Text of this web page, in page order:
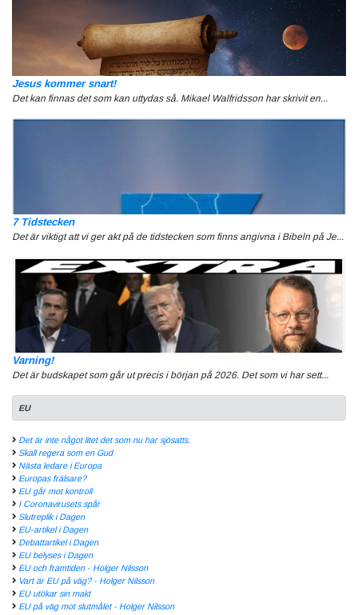
Jesus kommer snart!
Det kan finnas det som kan uttydas så. Mikael Walfridsson har skrivit en...
7 Tidstecken
Det är viktigt att vi ger akt på de tidstecken som finns angivna i Bibeln på Je...
Varning!
Det är budskapet som går ut precis i början på 2026. Det som vi har sett...
EU
Det är inte något litet det som nu har sjösatts.
Skall regera som en Gud
Nästa ledare i Europa
Europas frälsare?
EU går mot kontroll
I Coronavirusets spår
Slutreplik i Dagen
EU-artikel i Dagen
Debattartikel i Dagen
EU belyses i Dagen
EU och framtiden - Holger Nilsson
Vart är EU på väg? - Holger Nilsson
EU utökar sin makt
EU på väg mot slutmålet - Holger Nilsson